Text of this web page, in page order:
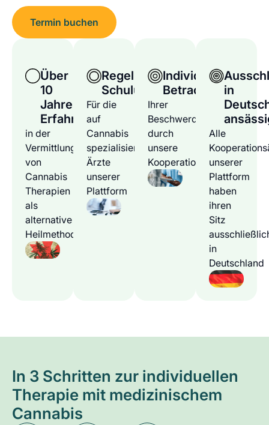
Termin buchen
Über
10
Jahre
Erfahrung
in der
Vermittlung
von
Cannabis
Therapien
als
alternative
Heilmethode
Regelmäßige
Schulungen
Für die
auf
Cannabis
spezialisierten
Ärzte
unserer
Plattform
Individuelle
Betrachtung
Ihrer
Beschwerden
durch
unsere
Kooperationsärzte
in
Alle
unserer
Plattform
haben
ihren
Sitz
in
Deutschland
In 3 Schritten zur individuellen
Therapie mit medizinischem
Cannabis